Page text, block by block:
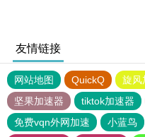
友情链接
网站地图 QuickQ 旋风
坚果加速器
tiktok加速器
免费vqn外网加速
小蓝鸟